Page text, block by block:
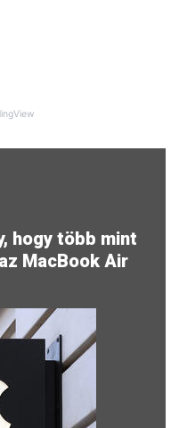
hogy több mint
MacBook Air